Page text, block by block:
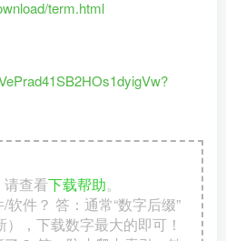
term.html
查看下载帮助。
件？ 答：通常“数字后缀”
，下载数字最大的即可！